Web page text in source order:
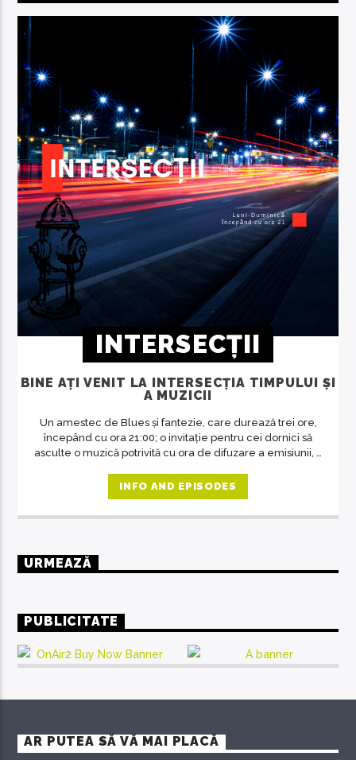
INTERSECȚII
BINE AȚI VENIT LA INTERSECȚIA TIMPULUI ȘI
A MUZICII
Un amestec de Blues și fantezie, care durează trei ore,
începând cu ora 21:00; o invitație pentru cei dornici să
asculte o muzică potrivită cu ora de difuzare a emisiunii, o
oameni în special. O emisiune unde răsună doar muzica
deosebită, care se adresează celor predispuși spre
filosofie, indiferent de vârstă.
INFO AND EPISODES
URMEAZĂ
PUBLICITATE
AR PUTEA SĂ VĂ MAI PLACĂ